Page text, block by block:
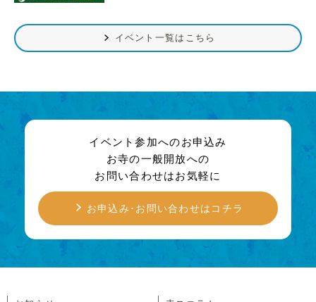
イベント一覧はこちら
イベント参加へのお申込み
お寺の一般開放への
お問い合わせはお気軽に
お申込み･お問い合わせはコチラ